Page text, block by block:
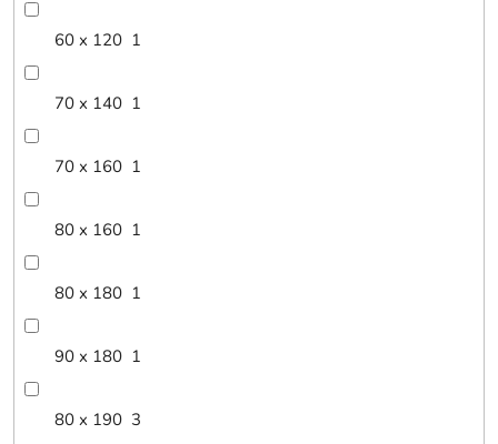
60 x 120 1
70 x 140 1
70 x 160 1
80 x 160 1
80 x 180 1
90 x 180 1
80 x 190 3